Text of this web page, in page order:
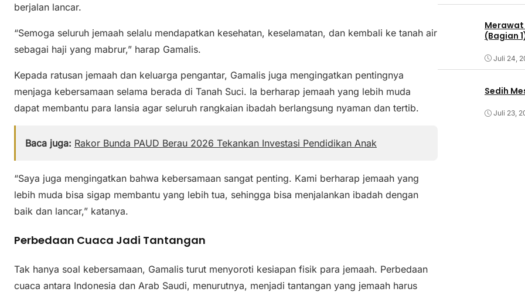
berjalan lancar.
“Semoga seluruh jemaah selalu mendapatkan kesehatan, keselamatan, dan kembali ke tanah air
sebagai haji yang mabrur,” harap Gamalis.
Kepada ratusan jemaah dan keluarga pengantar, Gamalis juga mengingatkan pentingnya
menjaga kebersamaan selama berada di Tanah Suci. Ia berharap jemaah yang lebih muda
dapat membantu para lansia agar seluruh rangkaian ibadah berlangsung nyaman dan tertib.
Baca juga: Rakor Bunda PAUD Berau 2026 Tekankan Investasi Pendidikan Anak
“Saya juga mengingatkan bahwa kebersamaan sangat penting. Kami berharap jemaah yang
lebih muda bisa sigap membantu yang lebih tua, sehingga bisa menjalankan ibadah dengan
baik dan lancar,” katanya.
Perbedaan Cuaca Jadi Tantangan
Tak hanya soal kebersamaan, Gamalis turut menyoroti kesiapan fisik para jemaah. Perbedaan
cuaca antara Indonesia dan Arab Saudi, menurutnya, menjadi tantangan yang jemaah harus
Merawat
(Bagian
Juli 24,
Sedih
Juli 23,